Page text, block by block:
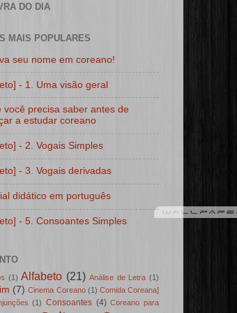
DO DIA
MAIS POPULARES
seu nome em coreano!
- 1. Uma visão geral
você precisa saber antes de
a estudar coreano
- 2. Vogais Simples
- 3. Vogais derivadas
didático em português
- 5. Consoantes Simples
(1) Alfabeto (21) Análise de Letra (1)
(7) Cinema Coreano (1) Comida Coreana]
(1) Consoantes (4) Coreano para